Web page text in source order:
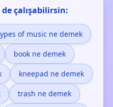
çalışabilirsin:
of music ne demek
book ne demek
kneepad ne demek
trash ne demek